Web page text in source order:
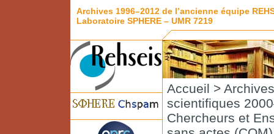
Archives 1996–2012 de l’ancienne équipe
Laboratoire SPHERE – UMR 7219
Accueil > Archives
scientifiques
Chercheurs et